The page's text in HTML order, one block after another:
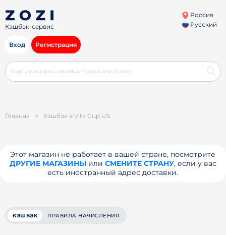
Кэшбэк-сервис
Россия
Русский
Вход Регистрация
Главная > Кэшбэк в Vita Cup US
Этот магазин не работает в вашей стране, посмотрите
ДРУГИЕ МАГАЗИНЫили СМЕНИТЕ СТРАНУ, если у вас
есть иностранный адрес доставки.
КЭШБЭК ПРАВИЛА НАЧИСЛЕНИЯ